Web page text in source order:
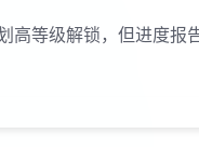
高等级解锁，但进度报